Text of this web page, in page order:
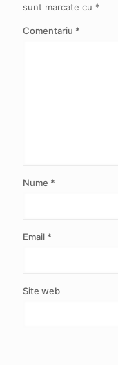
sunt marcate cu *
Comentariu *
Nume *
Email *
Site web